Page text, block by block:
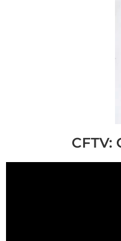
CFTV: